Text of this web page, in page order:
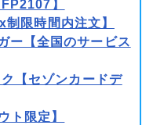
】
限時間内注文】
ー【全国のサービス
【セゾンカードデ
ト限定】